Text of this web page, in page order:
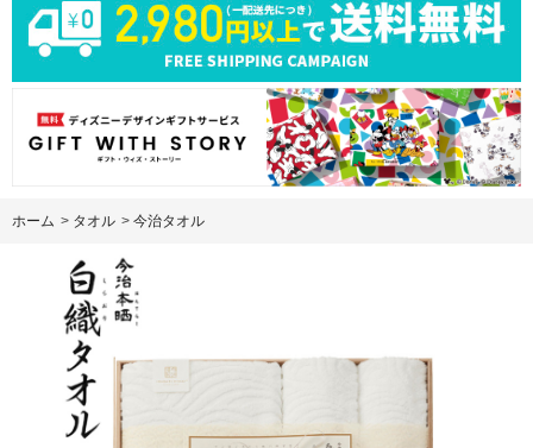
ホーム > タオル > 今治タオル